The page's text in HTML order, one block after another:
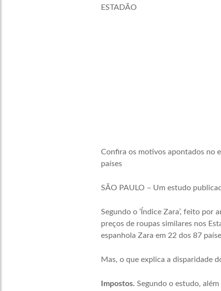
ESTADÃO
Confira os motivos apontados no
países
SÃO PAULO – Um estudo
Segundo o ‘Índice Zara’, feito por
preços de roupas similares nos
espanhola Zara em 22 dos 87
Mas, o que explica a disparidade
Impostos. Segundo o estudo,